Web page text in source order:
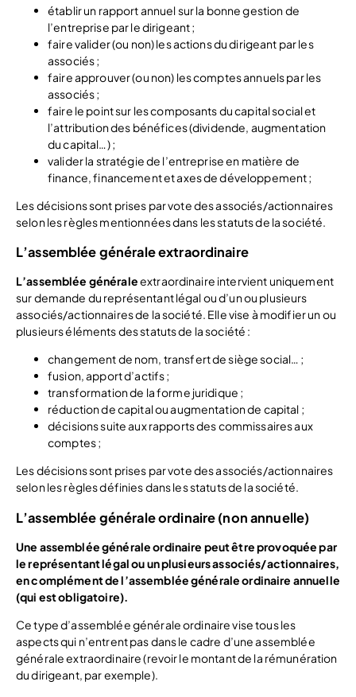
établir un rapport annuel sur la bonne gestion de
l’entreprise par le dirigeant ;
faire valider (ou non) les actions du dirigeant par les
associés ;
faire approuver (ou non) les comptes annuels par les
associés ;
faire le point sur les composants du capital social et
l’attribution des bénéfices (dividende, augmentation
du capital…) ;
valider la stratégie de l’entreprise en matière de
finance, financement et axes de développement ;
Les décisions sont prises par vote des associés/actionnaires
selon les règles mentionnées dans les statuts de la société.
L’assemblée générale extraordinaire
L’assemblée généraleextraordinaire intervient uniquement
sur demande du représentant légal ou d’un ou plusieurs
associés/actionnaires de la société. Elle vise à modifier un ou
plusieurs éléments des statuts de la société :
changement de nom, transfert de siège social… ;
fusion, apport d’actifs ;
transformation de la forme juridique ;
réduction de capital ou augmentation de capital ;
décisions suite aux rapports des commissaires aux
comptes ;
Les décisions sont prises par vote des associés/actionnaires
selon les règles définies dans les statuts de la société.
L’assemblée générale ordinaire (non annuelle)
Une assemblée générale ordinaire peut être provoquée par
le représentant légal ou un plusieurs associés/actionnaires,
en complément de l’assemblée générale ordinaire annuelle
(qui est obligatoire).
Ce type d’assemblée générale ordinaire vise tous les
aspects qui n’entrent pas dans le cadre d’une assemblée
générale extraordinaire (revoir le montant de la rémunération
du dirigeant, par exemple).